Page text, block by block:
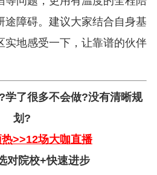
途障碍。建议大家结合自身基
实地感受一下，让靠谱的伙伴
学了很多不会做?没有清晰规
划?
>>12场大咖直播
对院校+快速进步